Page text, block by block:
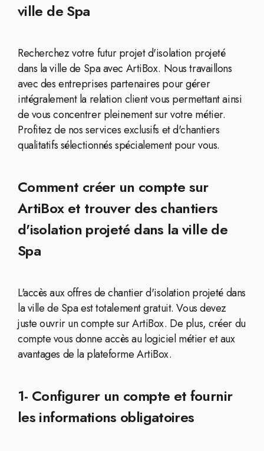
ville de Spa
Recherchez votre futur projet d'isolation projeté
dans la ville de Spa avec ArtiBox. Nous travaillons
avec des entreprises partenaires pour gérer
intégralement la relation client vous permettant ainsi
de vous concentrer pleinement sur votre métier.
Profitez de nos services exclusifs et d'chantiers
qualitatifs sélectionnés spécialement pour vous.
Comment créer un compte sur
ArtiBox et trouver des chantiers
d'isolation projeté dans la ville de
Spa
L'accès aux offres de chantier d'isolation projeté dans
la ville de Spa est totalement gratuit. Vous devez
juste ouvrir un compte sur ArtiBox. De plus, créer du
compte vous donne accès au logiciel métier et aux
avantages de la plateforme ArtiBox.
1- Configurer un compte et fournir
les informations obligatoires